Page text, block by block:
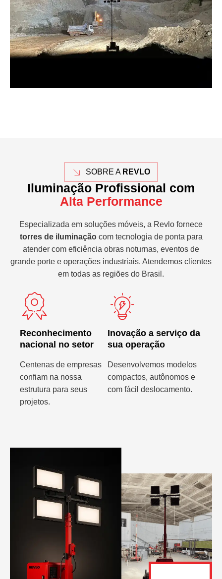
SOBRE A REVLO
Iluminação Profissional com
Alta Performance
Especializada em soluções móveis, a Revlo fornece
torres de iluminaçãocom tecnologia de ponta para
atender com eficiência obras noturnas, eventos de
grande porte e operações industriais. Atendemos clientes
em todas as regiões do Brasil.
Reconhecimento
nacional no setor
Centenas de empresas
confiam na nossa
estrutura para seus
projetos.
Inovação a serviço da
sua operação
Desenvolvemos modelos
compactos, autônomos e
com fácil deslocamento.